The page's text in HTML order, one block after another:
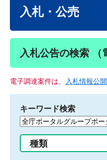
入札・公売
入札公告の検索 （
電子調達案件は、 入札情報公
キーワード検索
検
る
種類